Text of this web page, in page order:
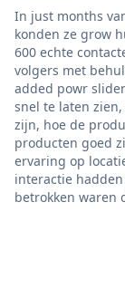
In just months
konden ze grow
600 echte
volgers met
added powr
snel te laten
zijn, hoe de
producten goed
ervaring op
interactie
betrokken waren